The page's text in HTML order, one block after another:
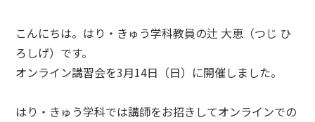
こんにちは。はり・きゅう学科教員の辻 大恵（つじ ひ
ろしげ）です。
オンライン講習会を3月14日（日）に開催しました。
はり・きゅう学科では講師をお招きしてオンラインでの